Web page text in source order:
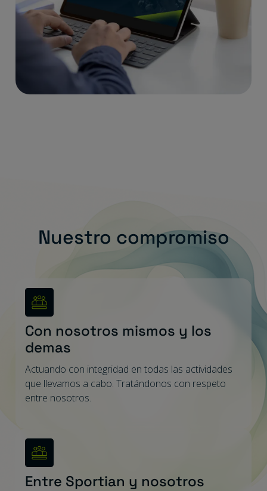
Nuestro compromiso
Con nosotros mismos y los
demas
Actuando con integridad en todas las actividades
que llevamos a cabo. Tratándonos con respeto
entre nosotros.
Entre Sportian y nosotros